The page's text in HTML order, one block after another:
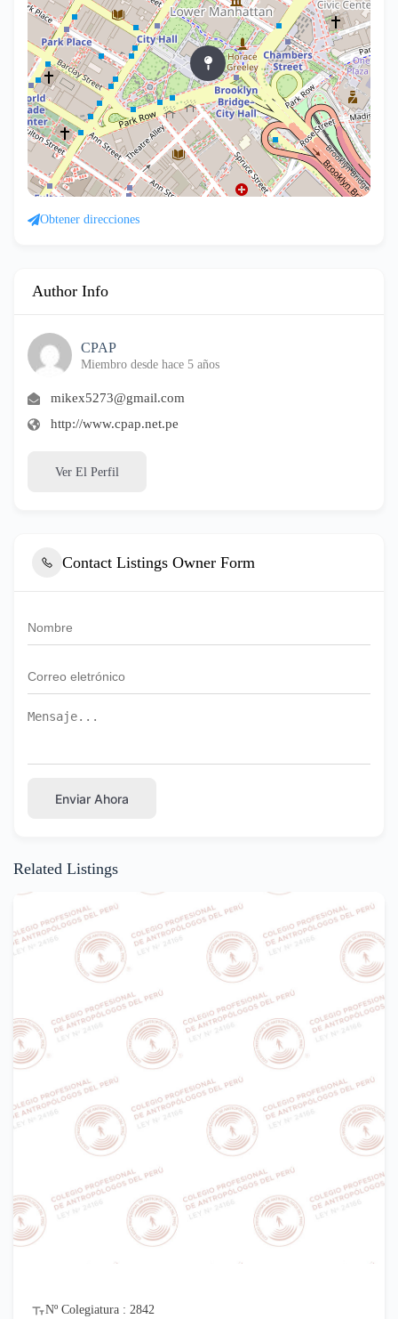
Obtener direcciones
Author Info
CPAP
Miembro desde hace 5 años
mikex5273@gmail.com
http://www.cpap.net.pe
Ver El Perfil
Contact Listings Owner Form
Enviar Ahora
Related Listings
Nº Colegiatura : 2842